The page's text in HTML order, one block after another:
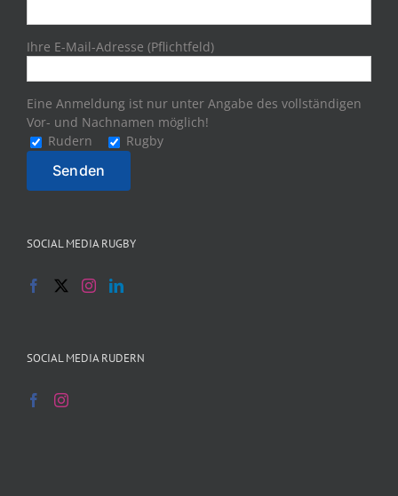
Ihre E-Mail-Adresse (Pflichtfeld)
Eine Anmeldung ist nur unter Angabe des vollständigen
Vor- und Nachnamen möglich!
Rudern
Rugby
SOCIAL MEDIA RUGBY
SOCIAL MEDIA RUDERN